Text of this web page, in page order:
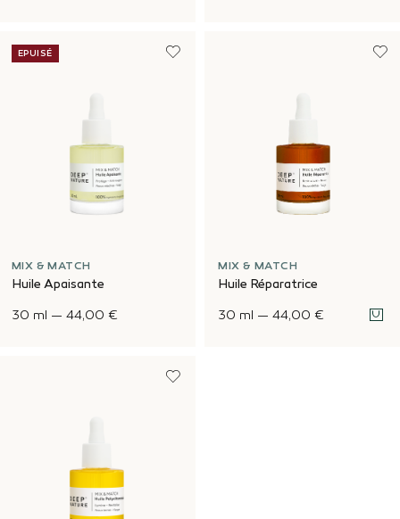
EPUISÉ
MIX & MATCH
Huile Apaisante
30 ml — 44,00 €
MIX & MATCH
Huile Réparatrice
30 ml — 44,00 €